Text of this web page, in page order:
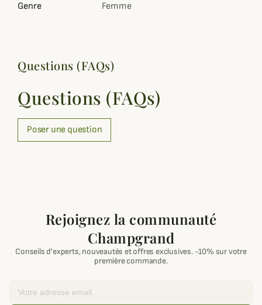
Genre Femme
Questions (FAQs)
Questions (FAQs)
Poser une question
Rejoignez la communauté
Champgrand
Conseils d'experts, nouveautés et offres exclusives. -10% sur votre
première commande.